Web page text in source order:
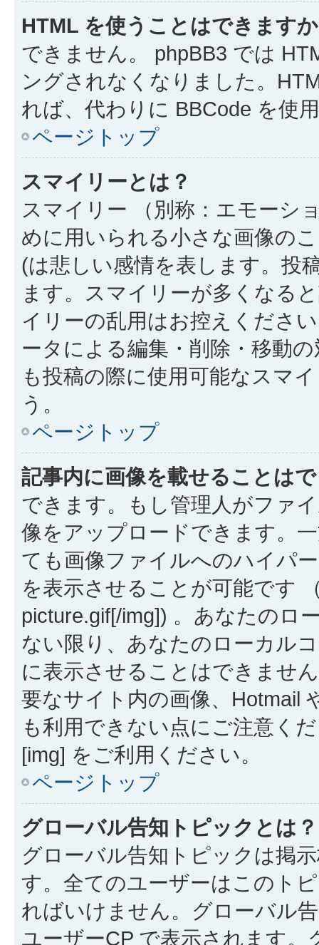
HTML を使うことはできます
できません。 phpBB3 では
ングされなくなりました。
れば、代わりに BBCode を使
ページトップ
スマイリーとは？
スマイリー （別称：エモーシ
めに用いられる小さな画像の
(は悲しい感情を表します。投
ます。スマイリーが多くなる
イリーの乱用はお控えくださ
ータによる編集・削除・移動
も投稿の際に使用可能なスマ
う。
ページトップ
記事内に画像を載せることは
できます。もし管理人がファ
像をアップロードできます。
ても画像ファイルへのハイパ
を表示させることが可能です
picture.gif[/img]) 。あなたのロ
ない限り、あなたのローカル
に表示させることはできませ
要なサイト内の画像、Hotmail
も利用できない点にご注意く
[img] をご利用ください。
ページトップ
グローバル告知トピックとは？
グローバル告知トピックは掲
す。全てのユーザーはこのト
ればいけません。グローバル
ユーザーCP で表示されます